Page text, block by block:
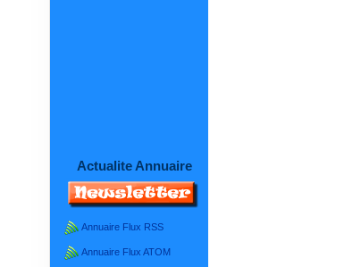
Actualite Annuaire
Annuaire Flux RSS
Annuaire Flux ATOM